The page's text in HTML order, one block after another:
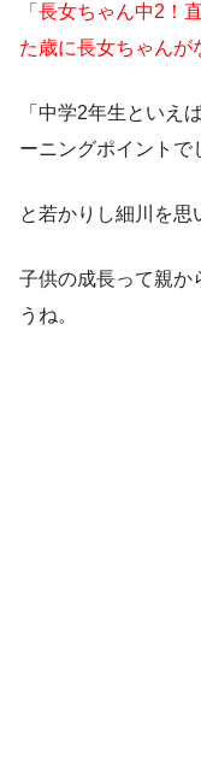
「長女ちゃん中2！
た歳に長女ちゃんが
「中学2年生といえ
ーニングポイントで
と若かりし細川を思
子供の成長って親か
うね。